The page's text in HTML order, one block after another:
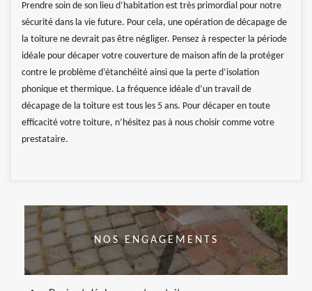
Prendre soin de son lieu d’habitation est très primordial pour notre
sécurité dans la vie future. Pour cela, une opération de décapage de
la toiture ne devrait pas être négliger. Pensez à respecter la période
idéale pour décaper votre couverture de maison afin de la protéger
contre le problème d’étanchéité ainsi que la perte d’isolation
phonique et thermique. La fréquence idéale d’un travail de
décapage de la toiture est tous les 5 ans. Pour décaper en toute
efficacité votre toiture, n’hésitez pas à nous choisir comme votre
prestataire.
NOS ENGAGEMENTS